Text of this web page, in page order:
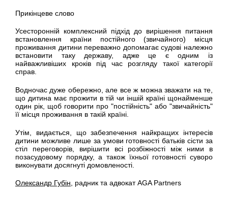
Прикінцеве слово
Усесторонній комплексний підхід до вирішення питання
встановлення країни постійного (звичайного) місця
проживання дитини переважно допомагає судові належно
встановити таку державу, адже це є одним із
найважливіших кроків під час розгляду такої категорії
справ.
Водночас дуже обережно, але все ж можна зважати на те,
що дитина має прожити в тій чи іншій країні щонайменше
один рік, щоб говорити про "постійність" або "звичайність"
її місця проживання в такій країні.
Утім, видається, що забезпечення найкращих інтересів
дитини можливе лише за умови готовності батьків сісти за
стіл переговорів, вирішити всі розбіжності між ними в
позасудовому порядку, а також їхньої готовності суворо
виконувати досягнуті домовленості.
Олександр Губін, радник та адвокат AGA Partners